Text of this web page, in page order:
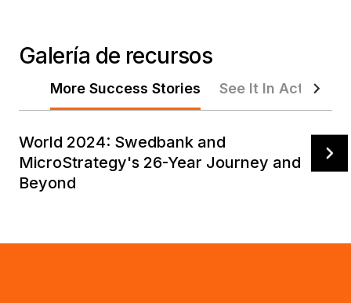
Galería de recursos
More Success Stories See It In Action
World 2024: Swedbank and
MicroStrategy's 26-Year Journey and
Beyond